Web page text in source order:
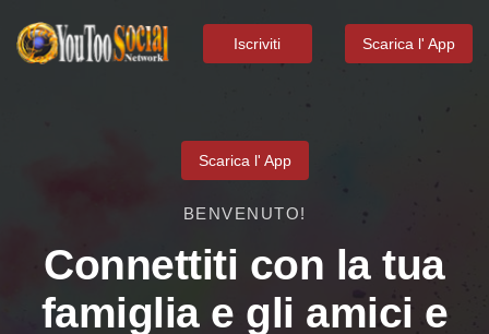
Iscriviti Scarica l' App
Scarica l' App
BENVENUTO!
Connettiti con la tua
famiglia e gli amici e